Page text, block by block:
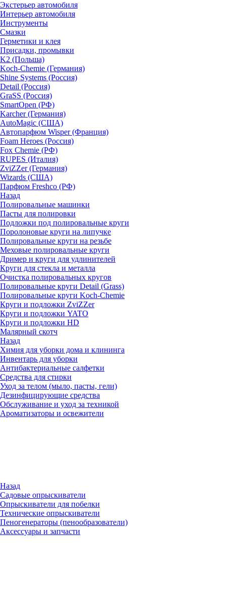
Экстерьер автомобиля
Интерьер автомобиля
Инструменты
Смазки
Герметики и клея
Присадки, промывки
K2 (Польша)
Koch-Chemie (Германия)
Shine Systems (Россия)
Detail (Россия)
GraSS (Россия)
SmartOpen (РФ)
Karcher (Германия)
AutoMagic (США)
Автопарфюм Wisper (Франция)
Foam Heroes (Россия)
Fox Chemie (РФ)
RUPES (Италия)
ZviZZer (Германия)
Wizards (США)
Парфюм Freshco (РФ)
Назад
Полировальные машинки
Пасты для полировки
Подложки под полировальные круги
Поролоновые круги на липучке
Полировальные круги на резьбе
Меховые полировальные круги
Дример и круги для удлинителей
Круги для стекла и металла
Очистка полировальных кругов
Полировальные круги Detail (Grass)
Полировальные круги Koch-Chemie
Круги и подложки ZviZZer
Круги и подложки YATO
Круги и подложки HD
Малярный скотч
Назад
Химия для уборки дома и клининга
Инвентарь для уборки
Антибактериальные салфетки
Средства для стирки
Уход за телом (мыло, пасты, гели)
Дезинфицирующие средства
Обслуживание и уход за техникой
Ароматизаторы и освежители
Назад
Садовые опрыскиватели
Опрыскиватели для побелки
Технические опрыскиватели
Пеногенераторы (пенообразователи)
Аксессуары и запчасти